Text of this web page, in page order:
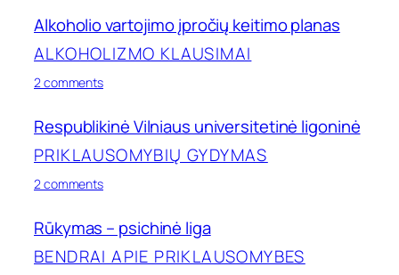
esančių
standartinių
alkoholio
Alkoholio vartojimo įpročių keitimo planas
ALKOHOLIZMO KLAUSIMAI
2 commentson
įpročių
keitimo
planas
Respublikinė Vilniaus universitetinė ligoninė
PRIKLAUSOMYBIŲ GYDYMAS
2 commentson
universitetinė
ligoninė
Rūkymas – psichinė liga
BENDRAI APIE PRIKLAUSOMYBES